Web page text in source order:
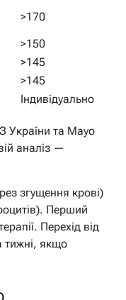
>170
>150
>145
>145
Індивідуально
України та Mayo
аналіз —
згущення крові)
Перший
Перехід від
тижні, якщо